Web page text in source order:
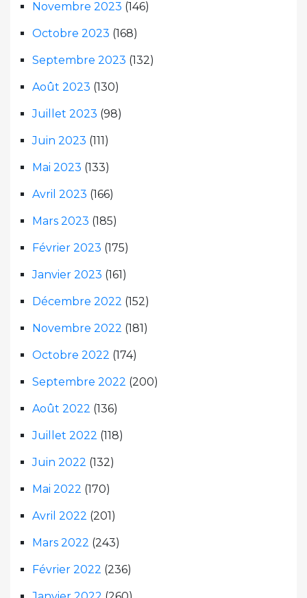
Novembre 2023 (146)
Octobre 2023 (168)
Septembre 2023 (132)
Août 2023 (130)
Juillet 2023 (98)
Juin 2023 (111)
Mai 2023 (133)
Avril 2023 (166)
Mars 2023 (185)
Février 2023 (175)
Janvier 2023 (161)
Décembre 2022 (152)
Novembre 2022 (181)
Octobre 2022 (174)
Septembre 2022 (200)
Août 2022 (136)
Juillet 2022 (118)
Juin 2022 (132)
Mai 2022 (170)
Avril 2022 (201)
Mars 2022 (243)
Février 2022 (236)